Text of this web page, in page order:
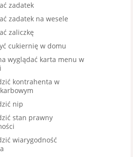
zadatek
zadatek na wesele
zaliczkę
cukiernię w domu
wyglądać karta menu w
kontrahenta w
nip
stan prawny
wiarygodność